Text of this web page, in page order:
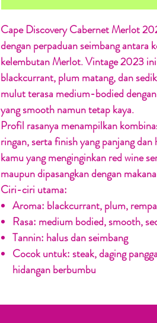
Cape Discovery Cabernet Merlot
dengan perpaduan seimbang antara
kelembutan Merlot. Vintage 2023
blackcurrant, plum matang, dan
mulut terasa medium-bodied
yang smooth namun tetap kaya.
Profil rasanya menampilkan
ringan, serta finish yang panjang
kamu yang menginginkan red wine
maupun dipasangkan dengan
Ciri-ciri utama:
Aroma: blackcurrant, plum,
Rasa: medium bodied, smooth,
Tannin: halus dan seimbang
Cocok untuk: steak, daging
hidangan berbumbu